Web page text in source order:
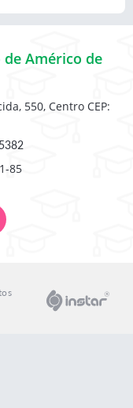
de Américo de
550, Centro CEP:
85